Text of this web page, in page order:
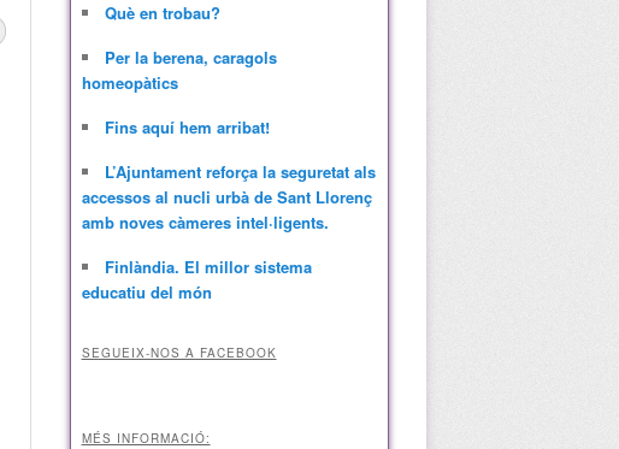
Què en trobau?
Per la berena, caragols
homeopàtics
Fins aquí hem arribat!
L’Ajuntament reforça la seguretat als
accessos al nucli urbà de Sant Llorenç
amb noves càmeres intel·ligents.
Finlàndia. El millor sistema
educatiu del món
SEGUEIX-NOS A FACEBOOK
MÉS INFORMACIÓ: